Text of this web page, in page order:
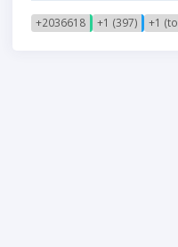
+2036618 +1 (397) +1